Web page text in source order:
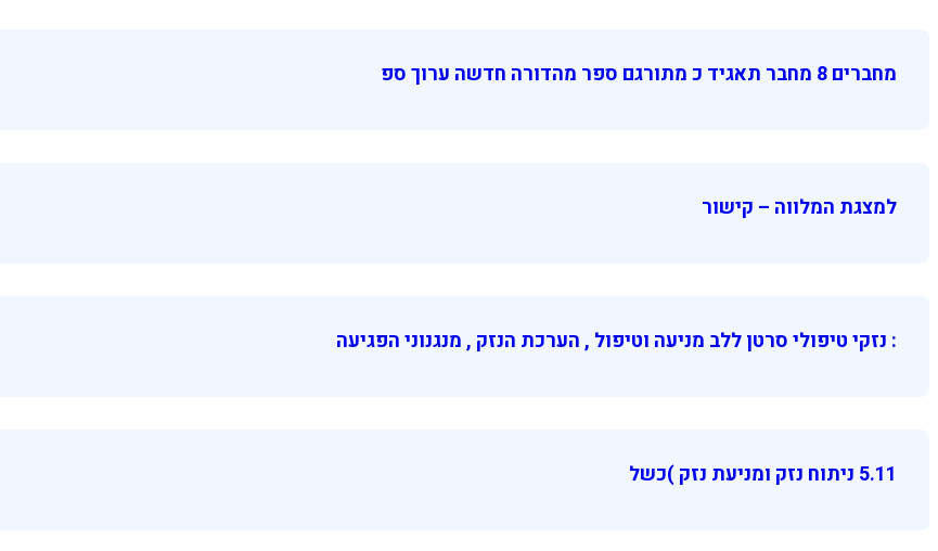
מחברים 8 מחבר תאגיד כ מתורגם ספר מהדורה חדשה ערוך ספ
למצגת המלווה – קישור
: נזקי טיפולי סרטן ללב מניעה וטיפול , הערכת הנזק , מנגנוני הפגיעה
5.11 ניתוח נזק ומניעת נזק )כשל